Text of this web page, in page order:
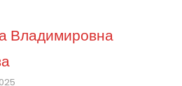
Владимировна